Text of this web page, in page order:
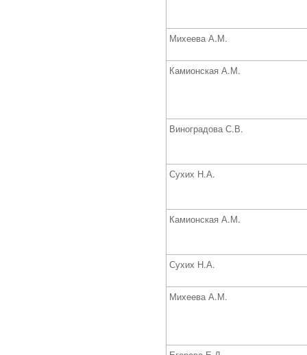
Михеева А.М.
Камионская А.М.
Виноградова С.В.
Сухих Н.А.
Камионская А.М.
Сухих Н.А.
Михеева А.М.